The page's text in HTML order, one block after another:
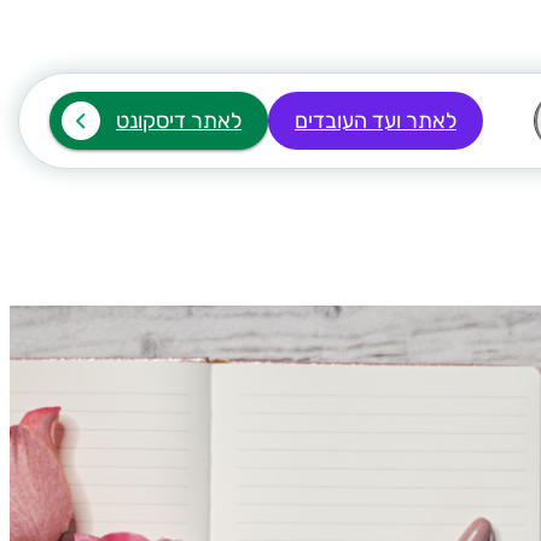
לאתר ועד העובדים לאתר דיסקונט